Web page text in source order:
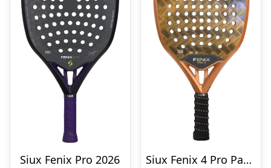
Siux Fenix Pro 2026
Siux Fenix 4 Pro Padelbat